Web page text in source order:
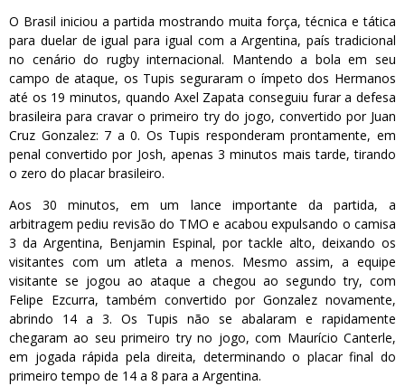
O Brasil iniciou a partida mostrando muita força, técnica e tática
para duelar de igual para igual com a Argentina, país tradicional
no cenário do rugby internacional. Mantendo a bola em seu
campo de ataque, os Tupis seguraram o ímpeto dos Hermanos
até os 19 minutos, quando Axel Zapata conseguiu furar a defesa
brasileira para cravar o primeiro try do jogo, convertido por Juan
Cruz Gonzalez: 7 a 0. Os Tupis responderam prontamente, em
penal convertido por Josh, apenas 3 minutos mais tarde, tirando
o zero do placar brasileiro.
Aos 30 minutos, em um lance importante da partida, a
arbitragem pediu revisão do TMO e acabou expulsando o camisa
3 da Argentina, Benjamin Espinal, por tackle alto, deixando os
visitantes com um atleta a menos. Mesmo assim, a equipe
visitante se jogou ao ataque a chegou ao segundo try, com
Felipe Ezcurra, também convertido por Gonzalez novamente,
abrindo 14 a 3. Os Tupis não se abalaram e rapidamente
chegaram ao seu primeiro try no jogo, com Maurício Canterle,
em jogada rápida pela direita, determinando o placar final do
primeiro tempo de 14 a 8 para a Argentina.